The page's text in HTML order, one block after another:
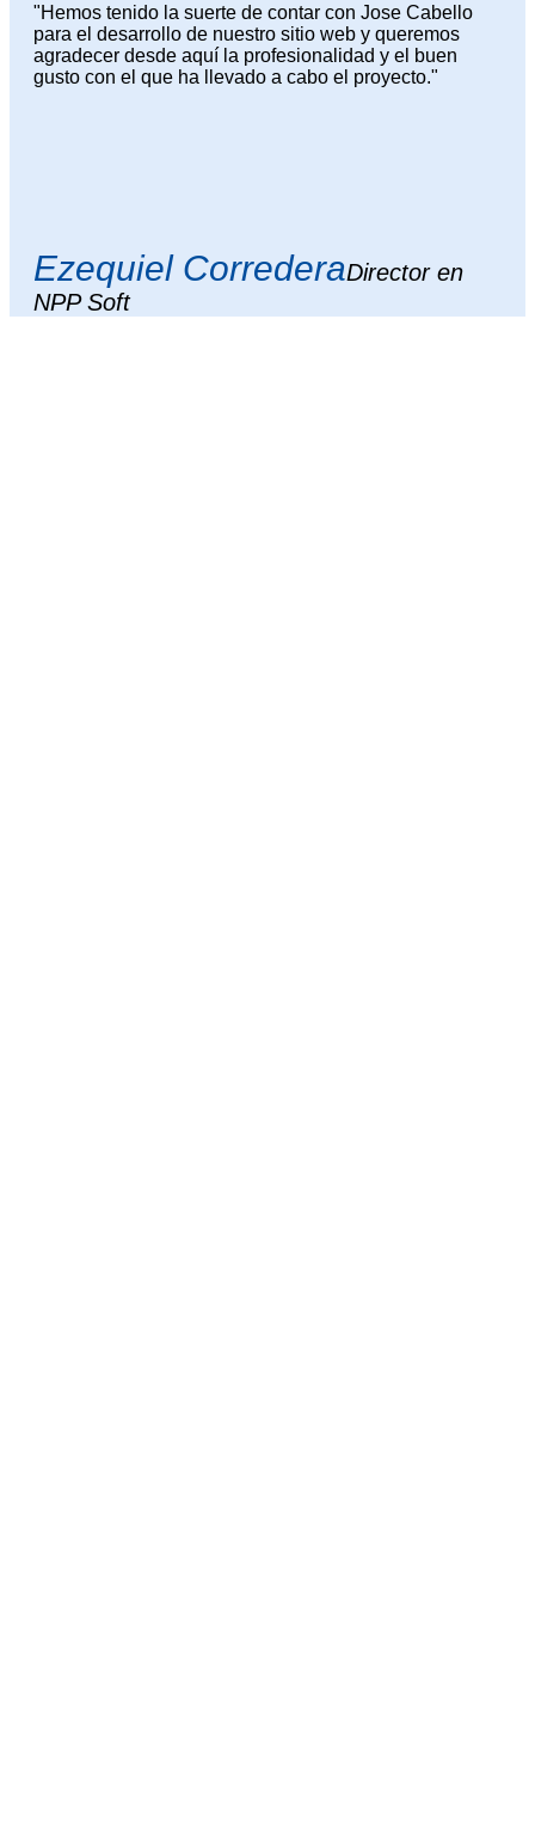
"Hemos tenido la suerte de contar con Jose Cabello
para el desarrollo de nuestro sitio web y queremos
agradecer desde aquí la profesionalidad y el buen
gusto con el que ha llevado a cabo el proyecto."
Ezequiel CorrederaDirector en
NPP Soft